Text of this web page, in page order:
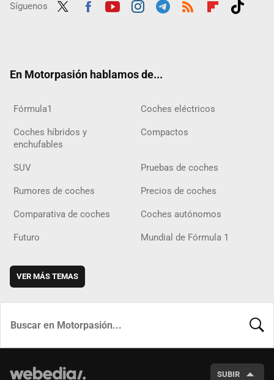
Síguenos
En Motorpasión hablamos de...
Fórmula1 Coches eléctricos
Coches híbridos y
enchufables
Compactos
SUV Pruebas de coches
Rumores de coches Precios de coches
Comparativa de coches Coches autónomos
Futuro Mundial de Fórmula 1
VER MÁS TEMAS
SUBIR